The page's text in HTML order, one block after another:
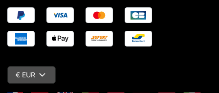
€ EUR